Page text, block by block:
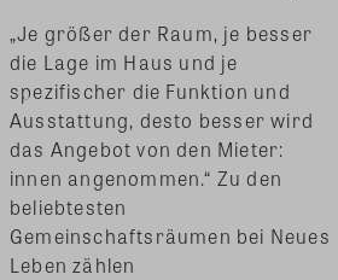
„Je größer der Raum, je besser
die Lage im Haus und je
spezifischer die Funktion und
Ausstattung, desto besser wird
das Angebot von den Mieter:
innen angenommen.“ Zu den
beliebtesten
Gemeinschaftsräumen bei Neues
Leben zählen